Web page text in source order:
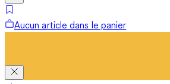
Aucun article dans le panier